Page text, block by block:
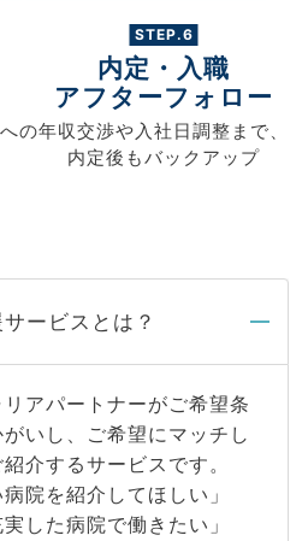
の
STEP.6
内定・入職
アフターフォロー
年収交渉や入社日調整まで、
内定後もバックアップ
ービスとは？
アパートナーがご希望条
いし、ご希望にマッチし
介するサービスです。
院を紹介してほしい」
した病院で働きたい」